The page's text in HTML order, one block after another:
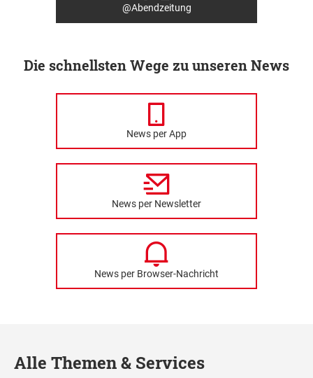
@Abendzeitung
Die schnellsten Wege zu unseren News
News per App
News per Newsletter
News per Browser-Nachricht
Alle Themen & Services